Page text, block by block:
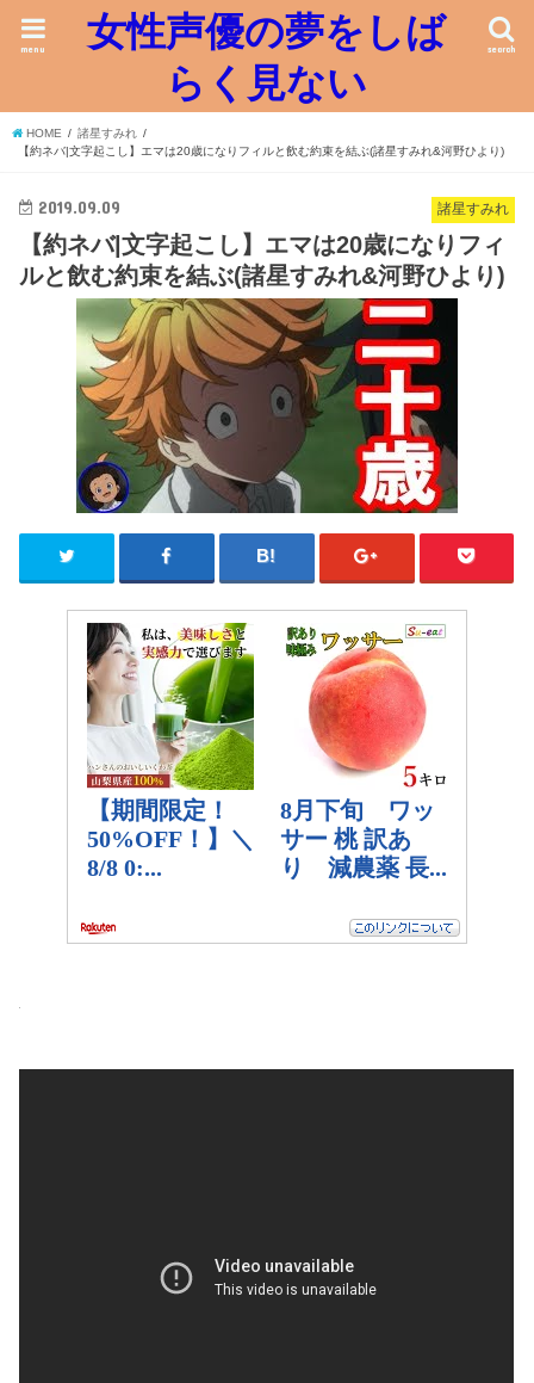
女性声優の夢をしば
らく見ない
search
menu
HOME
諸星すみれ
【約ネバ|文字起こし】エマは20歳になりフィルと飲む約束を結ぶ(諸星すみれ&河野ひより)
諸星すみれ
2019.09.09
【約ネバ|文字起こし】エマは20歳になりフィ
ルと飲む約束を結ぶ(諸星すみれ&河野ひより)